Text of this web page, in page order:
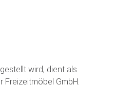
wird, dient als
GmbH.